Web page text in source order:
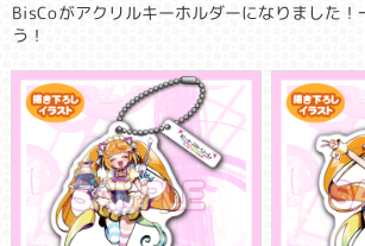
BisCoがアクリルキーホルダーになりました！
う！